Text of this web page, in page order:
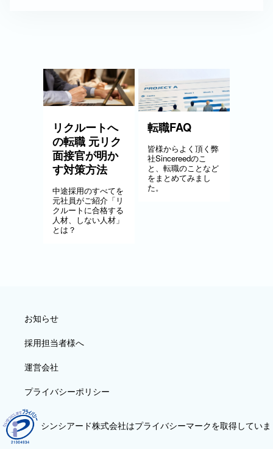
リクルートへ
の転職 元リク
面接官が明か
す対策方法
中途採用のすべてを
元社員がご紹介「リ
クルートに合格する
人材、しない人材」
とは？
転職FAQ
皆様からよく頂く弊
社Sincereedのこ
と、転職のことなど
をまとめてみまし
た。
お知らせ
採用担当者様へ
運営会社
プライバシーポリシー
シンシアード株式会社はプライバシーマークを取得していま